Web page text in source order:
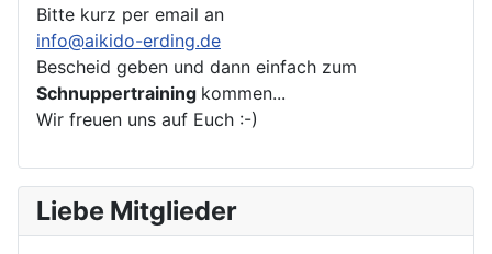
Bitte kurz per email an
info@aikido-erding.de
Bescheid geben und dann einfach zum
Schnuppertraining kommen...
Wir freuen uns auf Euch :-)
Liebe Mitglieder